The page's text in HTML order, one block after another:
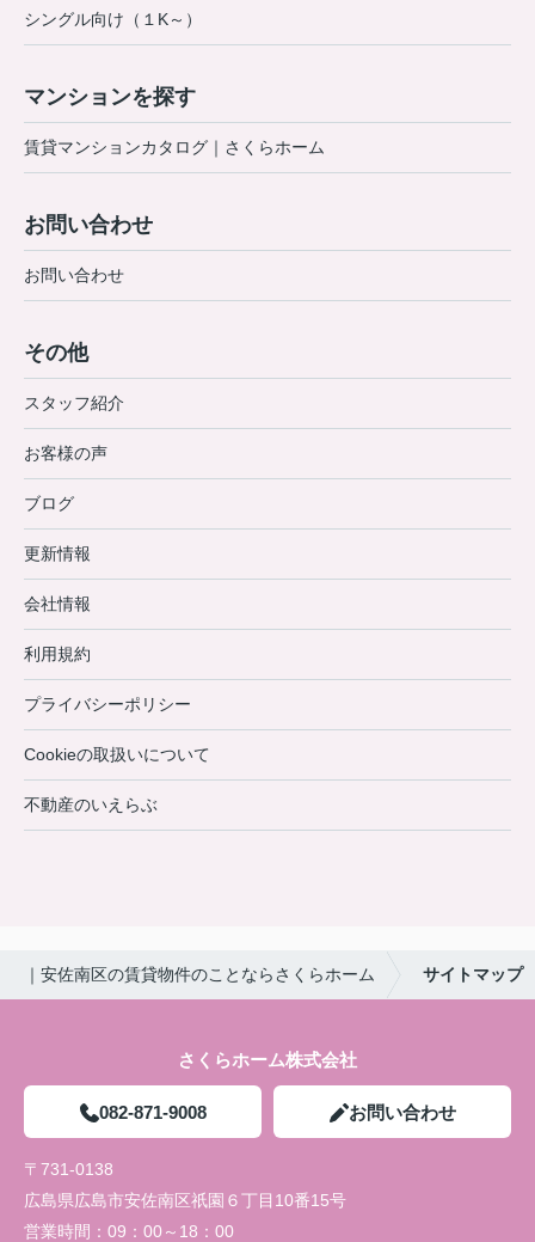
シングル向け（１K～）
マンションを探す
賃貸マンションカタログ｜さくらホーム
お問い合わせ
お問い合わせ
その他
スタッフ紹介
お客様の声
ブログ
更新情報
会社情報
利用規約
プライバシーポリシー
Cookieの取扱いについて
不動産のいえらぶ
｜安佐南区の賃貸物件のことならさくらホーム サイトマップ
さくらホーム株式会社
082-871-9008 お問い合わせ
〒731-0138
広島県広島市安佐南区祇園６丁目10番15号
営業時間： 09：00～18：00